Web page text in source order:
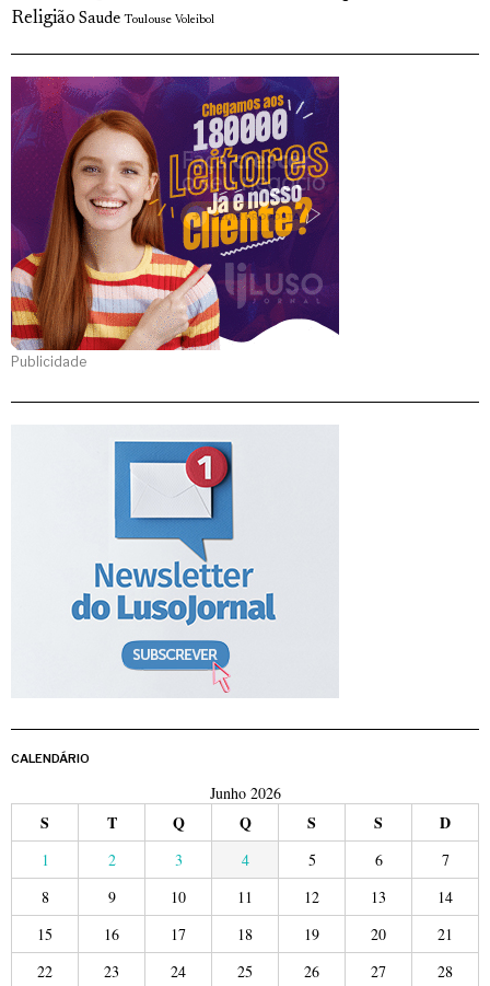
Religião Saude Toulouse Voleibol
Publicidade
CALENDÁRIO
Junho 2026
S T Q Q S S D
1 2 3 4 5 6
7
8
9 10 11 12 13
14
15
16 17 18 19 20
21
22
23 24 25 26 27 28